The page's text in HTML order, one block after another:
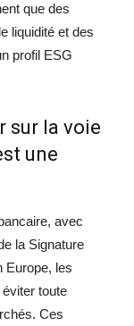
que des
liquidité et des
profil ESG
sur la voie
une
avec
la Signature
Europe, les
toute
Ces